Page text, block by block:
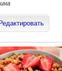
Редактировать